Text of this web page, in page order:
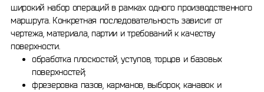
широкий набор операций в рамках одного производственного
маршрута. Конкретная последовательность зависит от
чертежа, материала, партии и требований к качеству
поверхности.
обработка плоскостей, уступов, торцов и базовых
поверхностей;
фрезеровка пазов, карманов, выборок, канавок и